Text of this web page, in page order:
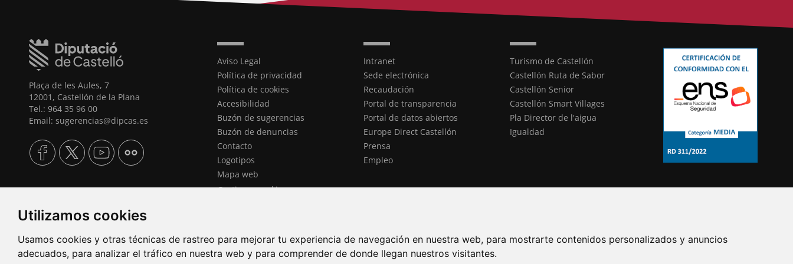
Utilizamos cookies
Usamos cookies y otras técnicas de rastreo para mejorar tu experiencia de navegación en nuestra web, para mostrarte contenidos personalizados y anuncios
adecuados, para analizar el tráfico en nuestra web y para comprender de donde llegan nuestros visitantes.
Plaça de les Aules, 7
12001, Castellón de la Plana
Tel.: 964 35 96 00
Email: sugerencias@dipcas.es
Aviso Legal
Política de privacidad
Política de cookies
Accesibilidad
Buzón de sugerencias
Buzón de denuncias
Contacto
Logotipos
Mapa web
Gestionar cookies
Intranet
Sede electrónica
Recaudación
Portal de transparencia
Portal de datos abiertos
Europe Direct Castellón
Prensa
Empleo
Turismo de Castellón
Castellón Ruta de Sabor
Castellón Senior
Castellón Smart Villages
Pla Director de l'aigua
Igualdad